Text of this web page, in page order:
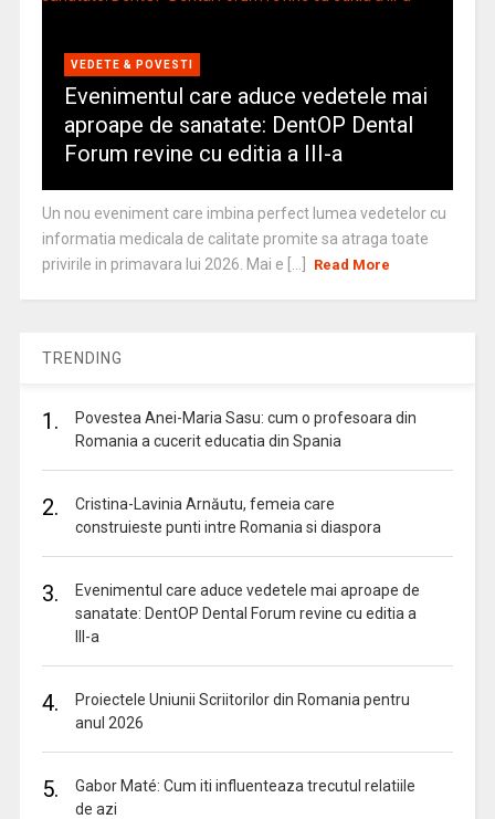
VEDETE & POVESTI
Evenimentul care aduce vedetele mai
aproape de sanatate: DentOP Dental
Forum revine cu editia a III-a
Un nou eveniment care imbina perfect lumea vedetelor cu
informatia medicala de calitate promite sa atraga toate
privirile in primavara lui 2026. Mai e [...]
Read More
TRENDING
1.
Povestea Anei-Maria Sasu: cum o profesoara din
Romania a cucerit educatia din Spania
2.
Cristina-Lavinia Arnăutu, femeia care
construieste punti intre Romania si diaspora
3.
Evenimentul care aduce vedetele mai aproape de
sanatate: DentOP Dental Forum revine cu editia a
III-a
4.
Proiectele Uniunii Scriitorilor din Romania pentru
anul 2026
5.
Gabor Maté: Cum iti influenteaza trecutul relatiile
de azi